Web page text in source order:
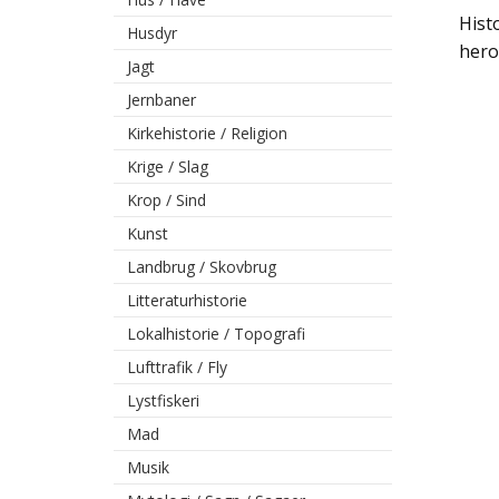
Husdyr
Jagt
Jernbaner
Kirkehistorie / Religion
Krige / Slag
Krop / Sind
Kunst
Landbrug / Skovbrug
Litteraturhistorie
Lokalhistorie / Topografi
Lufttrafik / Fly
Lystfiskeri
Mad
Musik